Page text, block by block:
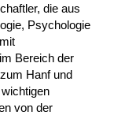
die aus
Psychologie
Bereich der
Hanf und
von der